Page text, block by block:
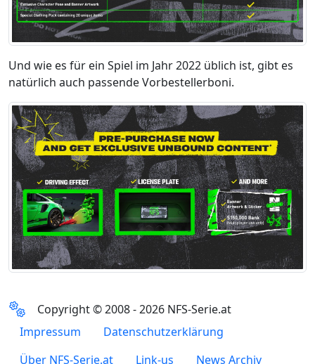
Und wie es für ein Spiel im Jahr 2022 üblich ist, gibt es
natürlich auch passende Vorbestellerboni.
Copyright © 2008 - 2026 NFS-Serie.at
Impressum
Datenschutzerklärung
Über NFS-Serie.at
Link-us News Archiv